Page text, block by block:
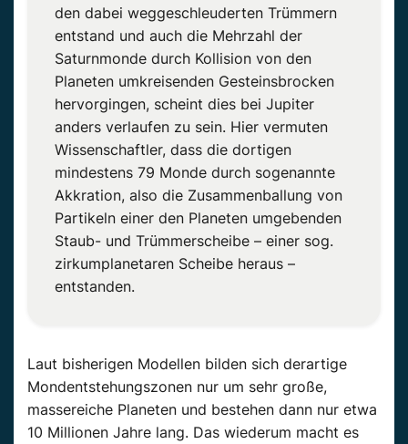
den dabei weggeschleuderten Trümmern
entstand und auch die Mehrzahl der
Saturnmonde durch Kollision von den
Planeten umkreisenden Gesteinsbrocken
hervorgingen, scheint dies bei Jupiter
anders verlaufen zu sein. Hier vermuten
Wissenschaftler, dass die dortigen
mindestens 79 Monde durch sogenannte
Akkration, also die Zusammenballung von
Partikeln einer den Planeten umgebenden
Staub- und Trümmerscheibe – einer sog.
zirkumplanetaren Scheibe heraus –
entstanden.
Laut bisherigen Modellen bilden sich derartige
Mondentstehungszonen nur um sehr große,
massereiche Planeten und bestehen dann nur etwa
10 Millionen Jahre lang. Das wiederum macht es